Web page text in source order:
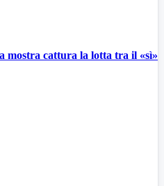
mostra cattura la lotta tra il «sì»